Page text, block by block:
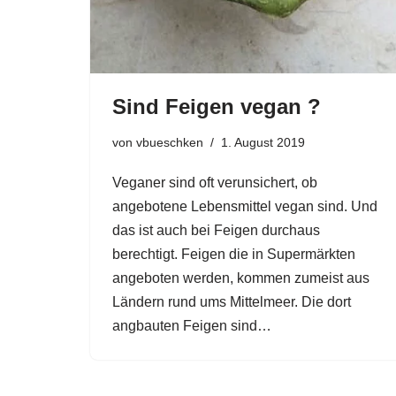
Sind Feigen vegan ?
von vbueschken 1. August 2019
Veganer sind oft verunsichert, ob
angebotene Lebensmittel vegan sind. Und
das ist auch bei Feigen durchaus
berechtigt. Feigen die in Supermärkten
angeboten werden, kommen zumeist aus
Ländern rund ums Mittelmeer. Die dort
angbauten Feigen sind…